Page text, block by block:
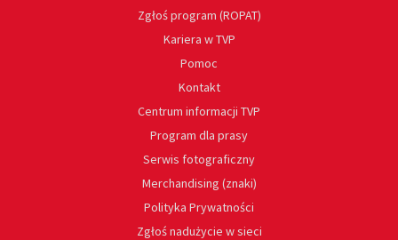
Zgłoś program (ROPAT)
Kariera w TVP
Pomoc
Kontakt
Centrum informacji TVP
Program dla prasy
Serwis fotograficzny
Merchandising (znaki)
Polityka Prywatności
Zgłoś nadużycie w sieci